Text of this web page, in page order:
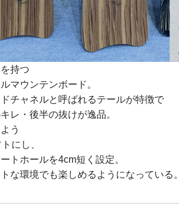
持つ
マウンテンボード。
チャネルと呼ばれるテールが特徴で
レ・後半の抜けが逸品。
う
にし、
トホールを4cm短く設定。
な環境でも楽しめるようになっている。